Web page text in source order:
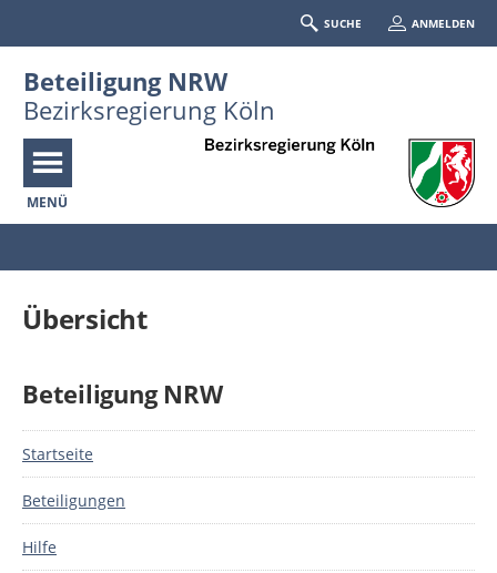
SUCHE ANMELDEN
Beteiligung NRW
Bezirksregierung Köln
MENÜ
Übersicht
Beteiligung NRW
Startseite
Beteiligungen
Hilfe